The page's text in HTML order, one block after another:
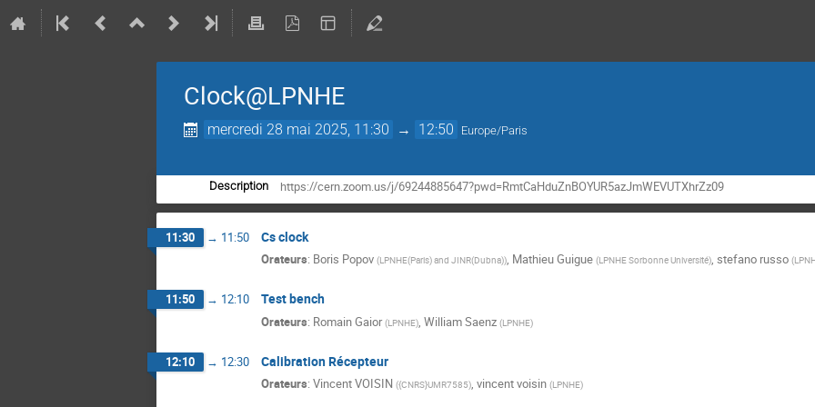
Clock@LPNHE
mercredi 28 mai 2025, 11:30 → 12:50 Europe/Paris
Description https://cern.zoom.us/j/69244885647?pwd=RmtCaHduZnBOYUR5azJmWEVUTXhrZz09
11:30 → 11:50 Cs clock
Orateurs: Boris Popov (LPNHE(Paris) and JINR(Dubna)), Mathieu Guigue (LPNHE Sorbonne Université), stefano russo (
11:50 → 12:10 Test bench
Orateurs: Romain Gaior (LPNHE) William Saenz (LPNHE)
12:10 → 12:30 Calibration Récepteur
Orateurs: Vincent VOISIN ({CNRS}UMR7585), vincent voisin (LPNHE)